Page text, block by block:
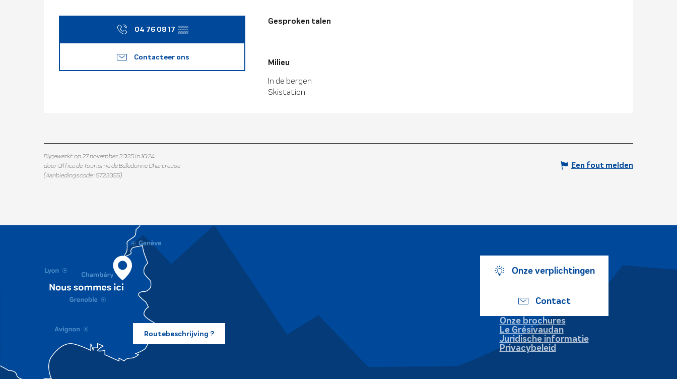
04 76 08 17 ▒▒
Contacteer ons
Gesproken talen
Gesproken talen
Milieu
Milieu
In de bergen
Skistation
Bijgewerkt op 27 november 2025 in 16:24
door Office de Tourisme de Belledonne Chartreuse
(Aanbiedingscode :5723355)
Een fout melden
Routebeschrijving ?
Onze verplichtingen
Contact
Onze brochures
Le Grésivaudan
Juridische informatie
Privacybeleid